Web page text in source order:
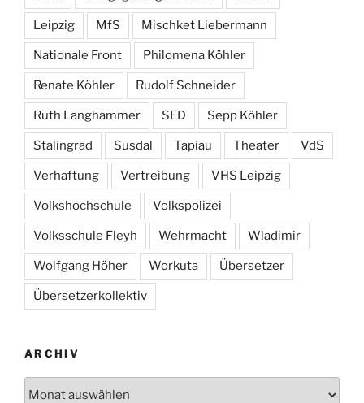
Leipzig MfS Mischket Liebermann
Nationale Front Philomena Köhler
Renate Köhler Rudolf Schneider
Ruth Langhammer SED Sepp Köhler
Stalingrad Susdal Tapiau Theater VdS
Verhaftung Vertreibung VHS Leipzig
Volkshochschule Volkspolizei
Volksschule Fleyh Wehrmacht Wladimir
Wolfgang Höher Workuta Übersetzer
Übersetzerkollektiv
ARCHIV